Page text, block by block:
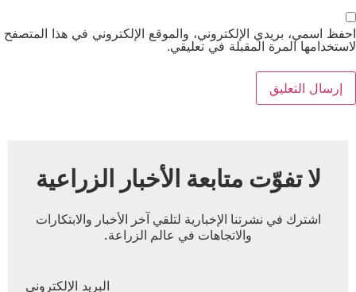
احفظ اسمي، بريدي الإلكتروني، والموقع الإلكتروني في هذا المتصفح
لاستخدامها المرة المقبلة في تعليقي.
لا تفوّت متابعة الأخبار الزراعية
اشترك في نشرتنا الإخبارية لتلقي آخر الأخبار والابتكارات
والاتجاهات في عالم الزراعة.
البريد الإلكتروني